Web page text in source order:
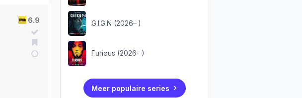
6.9 G.I.G.N (2026– )
Furious (2026– )
Meer populaire series